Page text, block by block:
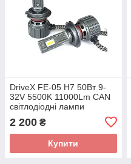
DriveX FE-05 H7 50Вт 9-
32V 5500K 11000Lm CAN
світлодіодні лампи
2 200 ₴
Купити